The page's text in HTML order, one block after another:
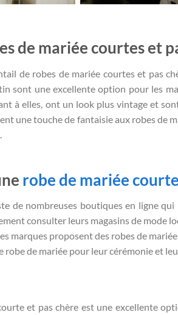
de mariée courtes et
de robes de mariée courtes et pas
sont une excellente option pour les
à elles, ont un look plus vintage et
une touche de fantaisie aux robes de
robe de mariée courte
de nombreuses boutiques en ligne
consulter leurs magasins de mode
marques proposent des robes de
robe de mariée pour leur cérémonie et
et pas chère est une excellente